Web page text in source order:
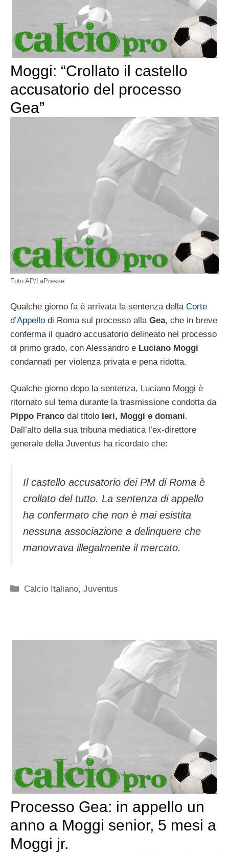
Moggi: “Crollato il castello
accusatorio del processo
Gea”
Foto AP/LaPresse
Qualche giorno fa è arrivata la sentenza della Corte
d’Appello di Roma sul processo alla Gea, che in breve
conferma il quadro accusatorio delineato nel processo
di primo grado, con Alessandro e Luciano Moggi
condannati per violenza privata e pena ridotta.
Qualche giorno dopo la sentenza, Luciano Moggi è
ritornato sul tema durante la trasmissione condotta da
Pippo Franco dal titolo Ieri, Moggi e domani.
Dall’alto della sua tribuna mediatica l’ex-direttore
generale della Juventus ha ricordato che:
Il castello accusatorio dei PM di Roma è
crollato del tutto. La sentenza di appello
ha confermato che non è mai esistita
nessuna associazione a delinquere che
manovrava illegalmente il mercato.
Categorie
Calcio Italiano,Juventus
Processo Gea: in appello un
anno a Moggi senior, 5 mesi a
Moggi jr.